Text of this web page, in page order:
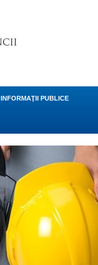
INFORMAŢII PUBLICE